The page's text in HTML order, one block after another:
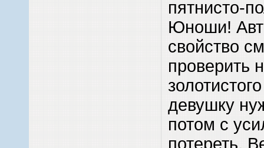
пятнисто-
Юноши!
свойство
проверить
девушку
потом с
потереть.